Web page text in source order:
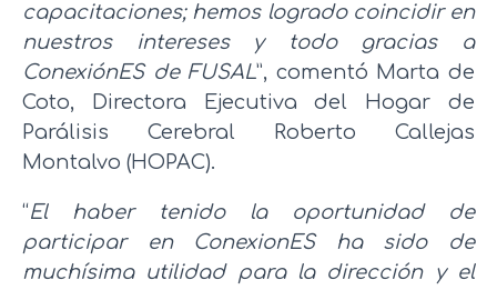
capacitaciones; hemos logrado coincidir en
nuestros intereses y todo gracias a
ConexiónES de FUSAL”, comentó Marta de
Coto, Directora Ejecutiva del Hogar de
Parálisis Cerebral Roberto Callejas
Montalvo (HOPAC).
“El haber tenido la oportunidad de
participar en ConexionES ha sido de
muchísima utilidad para la dirección y el